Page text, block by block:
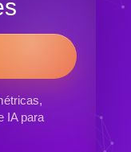
IA para